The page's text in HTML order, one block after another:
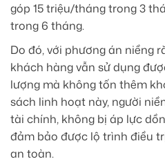
góp 15 triệu/tháng trong 3
trong 6 tháng.
Do đó, với phương án niềng
khách hàng vẫn sử dụng
lượng mà không tốn thêm
sách linh hoạt này, người
tài chính, không bị áp lực
đảm bảo được lộ trình điều
an toàn.